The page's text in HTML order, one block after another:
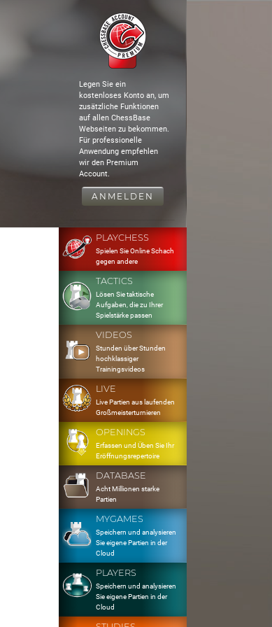
Legen Sie ein
kostenloses Konto an, um
zusätzliche Funktionen
auf allen ChessBase
Webseiten zu bekommen.
Für professionelle
Anwendung empfehlen
wir den Premium
Account.
ANMELDEN
PLAYCHESS
Spielen Sie Online Schach
gegen andere
TACTICS
Lösen Sie taktische
Aufgaben, die zu Ihrer
Spielstärke passen
VIDEOS
Stunden über Stunden
hochklassiger
Trainingsvideos
LIVE
Live Partien aus laufenden
Großmeisterturnieren
OPENINGS
Erfassen und Üben Sie Ihr
Eröffnungsrepertoire
DATABASE
Acht Millionen starke
Partien
MYGAMES
Speichern und analysieren
Sie eigene Partien in der
Cloud
PLAYERS
Speichern und analysieren
Sie eigene Partien in der
Cloud